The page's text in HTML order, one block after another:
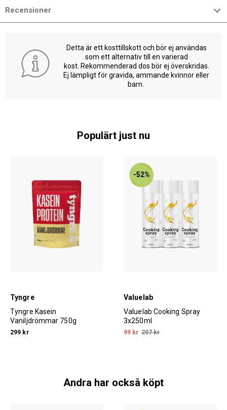
Recensioner
Detta är ett kosttillskott och bör ej användas
som ett alternativ till en varierad
kost. Rekommenderad dos bör ej överskridas.
Ej lämpligt för gravida, ammande kvinnor eller
barn.
Populärt just nu
Tyngre
Tyngre Kasein
Vaniljdrömmar 750g
299 kr
-52%
Valuelab
Valuelab Cooking Spray
3x250ml
99 kr 207 kr
Andra har också köpt